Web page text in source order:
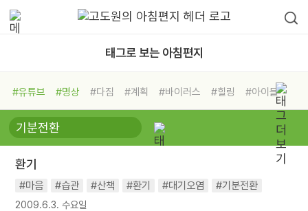
태그로 보는 아침편지
#유튜브 #명상 #다짐 #계획 #바이러스 #힐링
#아이들
#비전캠프
#독서캠프 #삶
#희망
#나눔 #친구 #링컨학교
#독서
환기
#마음 #습관 #산책 #환기 #대기오염 #기분전환
2009.6.3. 수요일